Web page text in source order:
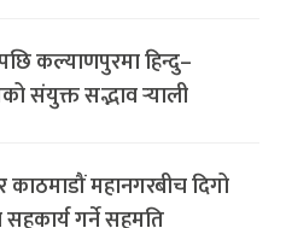
कल्याणपुरमा हिन्दु–
संयुक्त सद्भाव र्‍याली
काठमाडौं महानगरबीच दिगो
गर्ने सहमति